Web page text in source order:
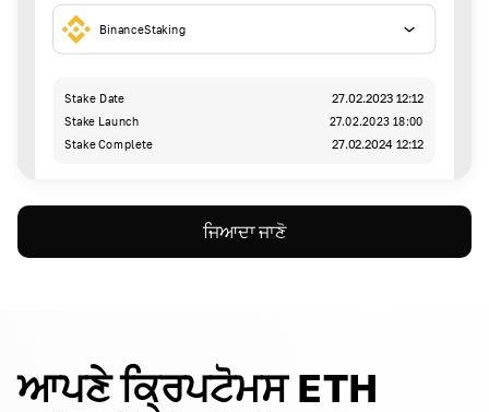
BinanceStaking
Stake Date 27.02.2023 12:12
Stake Launch
27.02.2023 18:00
Stake Complete
27.02.2024 12:12
ਜਿਆਦਾ ਜਾਣੋ
ਆਪਣੇ ਕ੍ਰਿਪਟੋਮਸ ETH